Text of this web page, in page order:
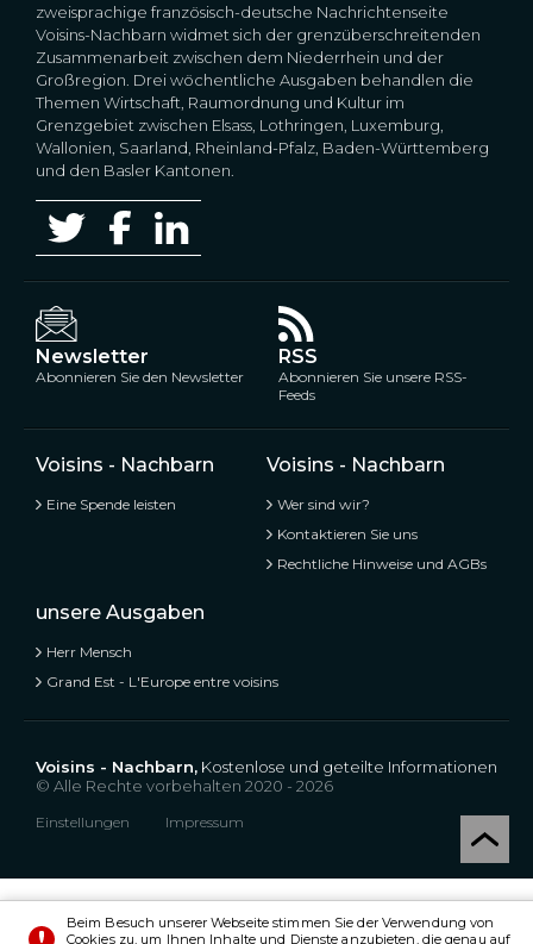
zweisprachige französisch-deutsche Nachrichtenseite
Voisins-Nachbarn widmet sich der grenzüberschreitenden
Zusammenarbeit zwischen dem Niederrhein und der
Großregion. Drei wöchentliche Ausgaben behandlen die
Themen Wirtschaft, Raumordnung und Kultur im
Grenzgebiet zwischen Elsass, Lothringen, Luxemburg,
Wallonien, Saarland, Rheinland-Pfalz, Baden-Württemberg
und den Basler Kantonen.
Newsletter
Abonnieren Sie den Newsletter
RSS
Abonnieren Sie unsere RSS-
Feeds
Voisins - Nachbarn
Eine Spende leisten
Voisins - Nachbarn
Wer sind wir?
Kontaktieren Sie uns
Rechtliche Hinweise und AGBs
unsere Ausgaben
Herr Mensch
Grand Est - L'Europe entre voisins
Voisins - Nachbarn, Kostenlose und geteilte Informationen
© Alle Rechte vorbehalten 2020 - 2026
Einstellungen Impressum
Beim Besuch unserer Webseite stimmen Sie der Verwendung von
Cookies zu, um Ihnen Inhalte und Dienste anzubieten, die genau auf